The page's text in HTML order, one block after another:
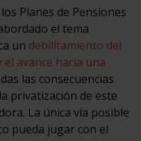
Planes de Pensiones
el tema
un debilitamiento del
avance hacia una
las consecuencias
privatización de este
La única vía posible
pueda jugar con el